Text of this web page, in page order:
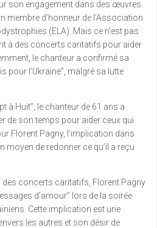
son engagement dans des œuvres
membre d’honneur de l’Association
(ELA). Mais ce n’est pas
à des concerts caritatifs pour aider
le chanteur a confirmé sa
pour l’Ukraine”, malgré sa lutte
à Huit”, le chanteur de 61 ans a
de son temps pour aider ceux qui
Florent Pagny, l’implication dans
de redonner ce qu’il a reçu
des concerts caritatifs, Florent Pagny
d’amour” lors de la soirée
Cette implication est une
les autres et son désir de